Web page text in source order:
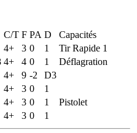
C/T F PA D
Capacités
4+ 3 0 1
Tir Rapide 1
4+ 4 0 1
Déflagration
4+ 9 -2
D3
4+ 3 0
1
4+ 3 0 1
Pistolet
4+ 3 0 1